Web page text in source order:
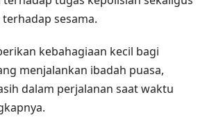
sesama.
kebahagiaan kecil bagi
menjalankan ibadah puasa,
dalam perjalanan saat waktu